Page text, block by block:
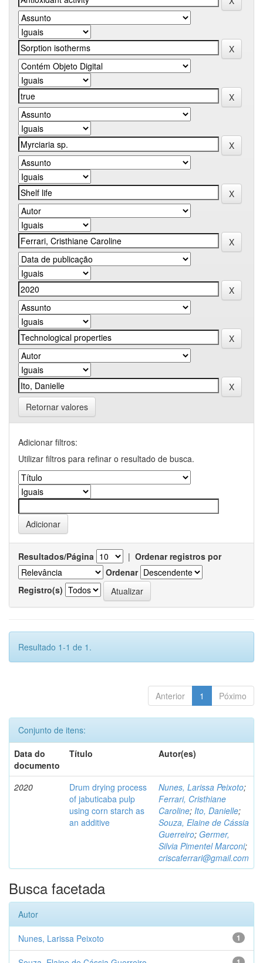
Retornar valores
Adicionar filtros:
Utilizar filtros para refinar o resultado de busca.
Resultados/Página | Ordenar registros por
Ordenar
Registro(s)
Resultado 1-1 de 1.
Anterior 1 Póximo
Conjunto de itens:
Data do
documento
Título Autor(es)
2020
Drum drying process
of jabuticaba pulp
using corn starch as
an additive
Nunes, Larissa Peixoto;
Ferrari, Cristhiane
Caroline; Ito, Danielle;
Souza, Elaine de Cássia
Guerreiro; Germer,
Silvia Pimentel Marconi;
criscaferrari@gmail.com
Busca facetada
Autor
1
Nunes, Larissa Peixoto